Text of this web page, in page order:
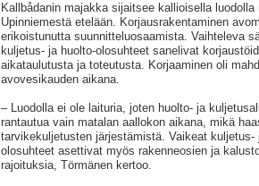
Kallbådanin majakka sijaitsee kallioisella luodolla
Upinniemestä etelään. Korjausrakentaminen
erikoistunutta suunnitteluosaamista. Vaihteleva
kuljetus- ja huolto-olosuhteet sanelivat
aikataulutusta ja toteutusta. Korjaaminen oli
avovesikauden aikana.
– Luodolla ei ole laituria, joten huolto- ja
rantautua vain matalan aallokon aikana, mikä
tarvikekuljetusten järjestämistä. Vaikeat kuljetus-
olosuhteet asettivat myös rakenneosien ja
rajoituksia, Törmänen kertoo.